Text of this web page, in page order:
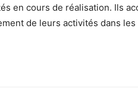
en cours de réalisation. Ils
de leurs activités dans